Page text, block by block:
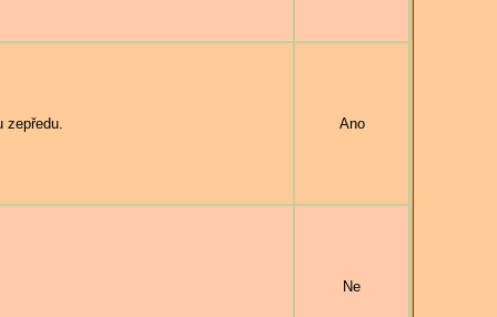
Ano
Ne